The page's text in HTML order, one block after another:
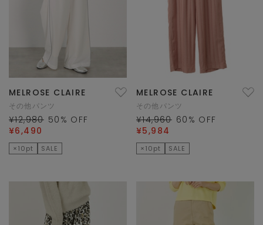
MELROSE CLAIRE
その他パンツ
¥12,980 50 % OFF
¥6,490
×10pt SALE
MELROSE CLAIRE
その他パンツ
¥14,960 60 % OFF
¥5,984
×10pt SALE